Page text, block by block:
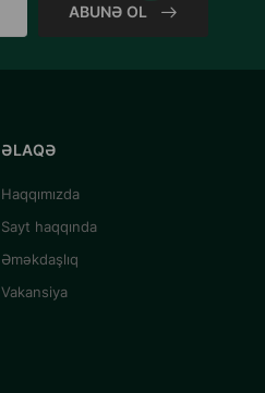
ABUNƏ OL
ƏLAQƏ
Haqqımızda
Sayt haqqında
Əməkdaşlıq
Vakansiya